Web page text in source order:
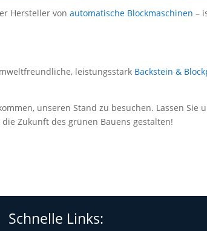
Hersteller vonautomatische Blockmaschinen –
leistungsstark Backstein &
unseren Stand zu besuchen. Lassen Sie
Zukunft des grünen Bauens gestalten!
Schnelle Links: